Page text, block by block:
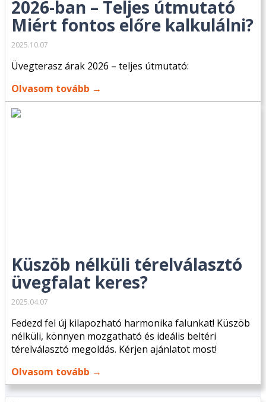
2026-ban – Teljes útmutató
Miért fontos előre kalkulálni?
2025.10.07
Üvegterasz árak 2026 – teljes útmutató:
Olvasom tovább →
Küszöb nélküli térelválasztó
üvegfalat keres?
2025.04.07
Fedezd fel új kilapozható harmonika falunkat! Küszöb
nélküli, könnyen mozgatható és ideális beltéri
térelválasztó megoldás. Kérjen ajánlatot most!
Olvasom tovább →